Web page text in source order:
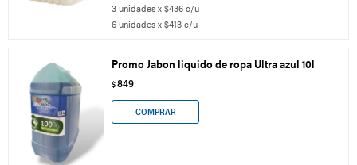
3 unidades x $436 c/u
6 unidades x $413 c/u
Promo Jabon liquido de ropa Ultra azul 10l
$849